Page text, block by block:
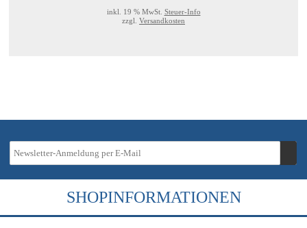
inkl. 19 % MwSt. Steuer-Info
zzgl. Versandkosten
SHOPINFORMATIONEN